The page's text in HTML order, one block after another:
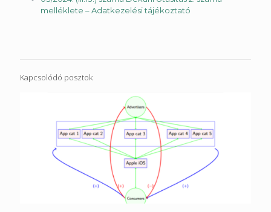
melléklete – Adatkezelési tájékoztató
Kapcsolódó posztok